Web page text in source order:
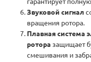
Звуковой сигнал
вращения ротора.
Плавная система
ротора защищает
смешивания и